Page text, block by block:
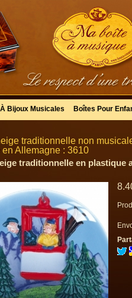
Bijoux Musicales Boîtes Pour
traditionnelle non
Allemagne : 3610
traditionnelle en plastique
8